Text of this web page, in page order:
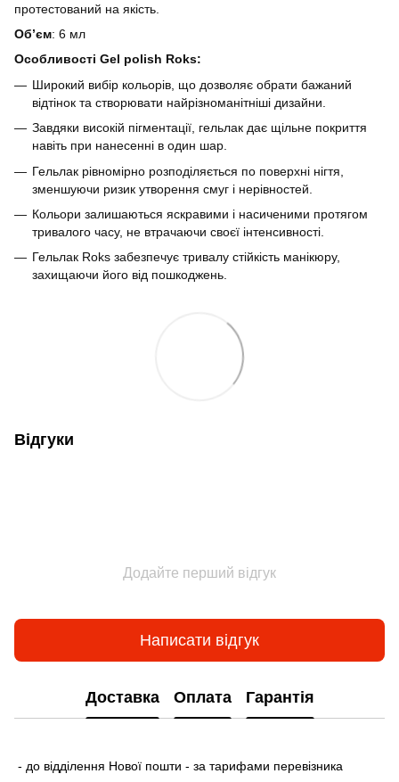
протестований на якість.
Обʼєм: 6 мл
Особливості Gel polish Roks:
Широкий вибір кольорів, що дозволяє обрати бажаний
відтінок та створювати найрізноманітніші дизайни.
Завдяки високій пігментації, гельлак дає щільне покриття
навіть при нанесенні в один шар.
Гельлак рівномірно розподіляється по поверхні нігтя,
зменшуючи ризик утворення смуг і нерівностей.
Кольори залишаються яскравими і насиченими протягом
тривалого часу, не втрачаючи своєї інтенсивності.
Гельлак Roks забезпечує тривалу стійкість манікюру,
захищаючи його від пошкоджень.
Відгуки
Додайте перший відгук
Написати відгук
Доставка Оплата Гарантія
- до відділення Нової пошти - за тарифами перевізника